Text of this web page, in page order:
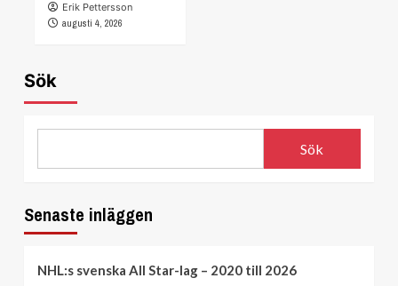
Erik Pettersson
augusti 4, 2026
Sök
Sök
Senaste inläggen
NHL:s svenska All Star-lag – 2020 till 2026